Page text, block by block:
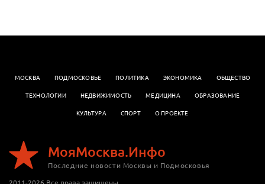
МояМосква.Инфо
Последние новости Москвы и Подмосковья
2011-2026 Все права защищены
МОСКВА ПОДМОСКОВЬЕ ПОЛИТИКА ЭКОНОМИКА
OБЩЕСТВО
ТЕХНОЛОГИИ
НЕДВИЖИМОСТЬ МЕДИЦИНА
ОБРАЗОВАНИЕ
КУЛЬТУРА
СПОРТ О ПРОЕКТЕ